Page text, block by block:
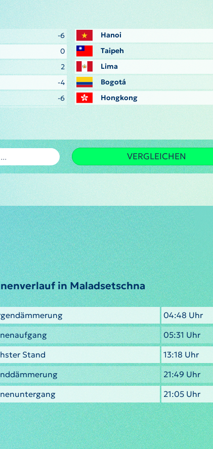
-6
0
2
-4
-6
Hanoi
Taipeh
Lima
Bogotá
Hongkong
VERGLEICHEN
in Maladsetschna
04:48 Uhr
05:31 Uhr
Stand
13:18 Uhr
21:49 Uhr
21:05 Uhr